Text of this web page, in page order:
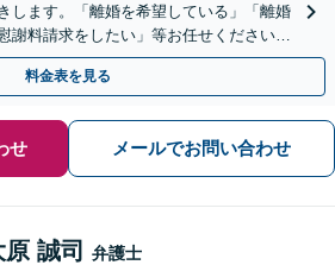
します。「離婚を希望している」「離婚
謝料請求をしたい」等お任せください。
料金表を見る
せ メールでお問い合わせ
原 誠司 弁護士